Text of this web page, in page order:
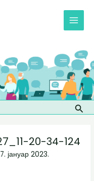
20-34-124
јануар 2023.